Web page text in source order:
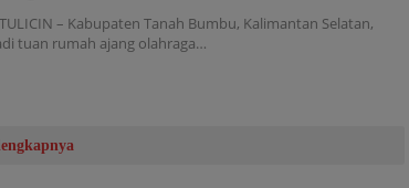
– Kabupaten Tanah Bumbu, Kalimantan Selatan,
tuan rumah ajang olahraga…